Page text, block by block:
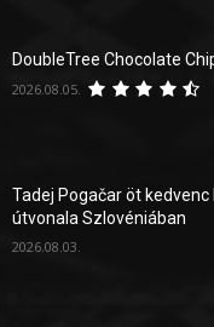
DoubleTree Chocolate
2026.08.05.
Tadej Pogačar öt kedvenc
útvonala Szlovéniában
2026.08.03.